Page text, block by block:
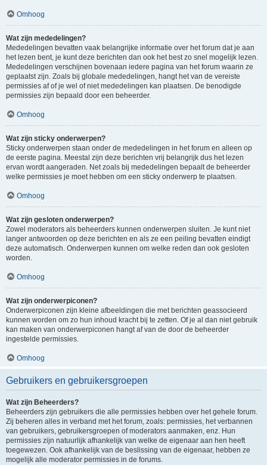
Omhoog
Wat zijn mededelingen?
Mededelingen bevatten vaak belangrijke informatie over het forum dat je aan
het lezen bent, je kunt deze berichten dan ook het best zo snel mogelijk lezen.
Mededelingen verschijnen bovenaan iedere pagina van het forum waarin ze
geplaatst zijn. Zoals bij globale mededelingen, hangt het van de vereiste
permissies af of je wel of niet mededelingen kan plaatsen. De benodigde
permissies zijn bepaald door een beheerder.
Omhoog
Wat zijn sticky onderwerpen?
Sticky onderwerpen staan onder de mededelingen in het forum en alleen op
de eerste pagina. Meestal zijn deze berichten vrij belangrijk dus het lezen
ervan wordt aangeraden. Net zoals bij mededelingen bepaalt de beheerder
welke permissies je moet hebben om een sticky onderwerp te plaatsen.
Omhoog
Wat zijn gesloten onderwerpen?
Zowel moderators als beheerders kunnen onderwerpen sluiten. Je kunt niet
langer antwoorden op deze berichten en als ze een peiling bevatten eindigt
deze automatisch. Onderwerpen kunnen om welke reden dan ook gesloten
worden.
Omhoog
Wat zijn onderwerpiconen?
Onderwerpiconen zijn kleine afbeeldingen die met berichten geassocieerd
kunnen worden om zo hun inhoud kracht bij te zetten. Of je al dan niet gebruik
kan maken van onderwerpiconen hangt af van de door de beheerder
ingestelde permissies.
Omhoog
Gebruikers en gebruikersgroepen
Wat zijn Beheerders?
Beheerders zijn gebruikers die alle permissies hebben over het gehele forum.
Zij beheren alles in verband met het forum, zoals: permissies, het verbannen
van gebruikers, gebruikersgroepen of moderators aanmaken, enz. Hun
permissies zijn natuurlijk afhankelijk van welke de eigenaar aan hen heeft
toegewezen. Ook afhankelijk van de beslissing van de eigenaar, hebben ze
mogelijk alle moderator permissies in de forums.